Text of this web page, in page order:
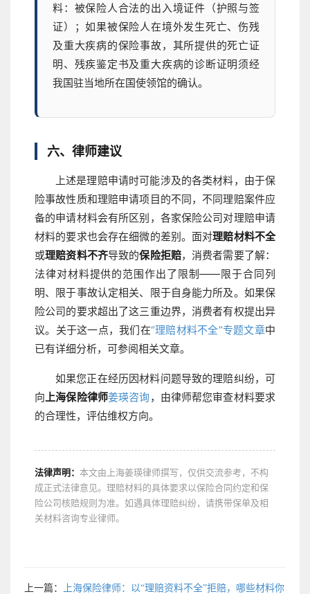
料：被保险人合法的出入境证件（护照与签
证）；如果被保险人在境外发生死亡、伤残
及重大疾病的保险事故，其所提供的死亡证
明、残疾鉴定书及重大疾病的诊断证明须经
我国驻当地所在国使领馆的确认。
六、律师建议
上述是理赔申请时可能涉及的各类材料，由于保
险事故性质和理赔申请项目的不同，不同理赔案件应
备的申请材料会有所区别，各家保险公司对理赔申请
材料的要求也会存在细微的差别。面对理赔材料不全
或理赔资料不齐导致的保险拒赔，消费者需要了解：
法律对材料提供的范围作出了限制——限于合同列
明、限于事故认定相关、限于自身能力所及。如果保
险公司的要求超出了这三重边界，消费者有权提出异
议。关于这一点，我们在“理赔材料不全”专题文章中
已有详细分析，可参阅相关文章。
如果您正在经历因材料问题导致的理赔纠纷，可
向上海保险律师姜瑛咨询 ，由律师帮您审查材料要求
的合理性，评估维权方向。
法律声明： 本文由上海姜瑛律师撰写，仅供交流参考，不构
成正式法律意见。理赔材料的具体要求以保险合同约定和保
险公司核赔规则为准。如遇具体理赔纠纷，请携带保单及相
关材料咨询专业律师。
上一篇： 上海保险律师：以“理赔资料不全”拒赔，哪些材料你